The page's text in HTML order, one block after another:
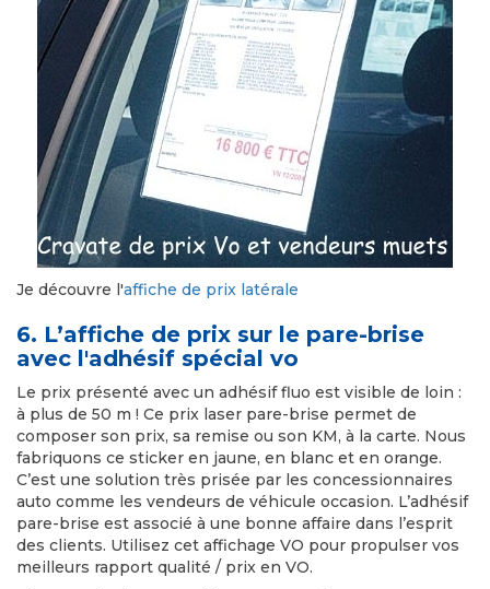
Je découvre l'affiche de prix latérale
6. L’affiche de prix sur le pare-brise
avec l'adhésif spécial vo
Le prix présenté avec un adhésif fluo est visible de loin :
à plus de 50 m ! Ce prix laser pare-brise permet de
composer son prix, sa remise ou son KM, à la carte. Nous
fabriquons ce sticker en jaune, en blanc et en orange.
C’est une solution très prisée par les concessionnaires
auto comme les vendeurs de véhicule occasion. L’adhésif
pare-brise est associé à une bonne affaire dans l’esprit
des clients. Utilisez cet affichage VO pour propulser vos
meilleurs rapport qualité / prix en VO.